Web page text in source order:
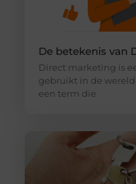
De betekenis van
Direct marketing is
gebruikt in de
een term die